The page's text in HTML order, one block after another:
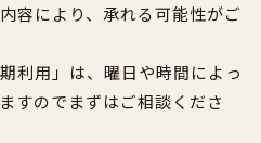
容により、承れる可能性がご
利用」は、曜日や時間によっ
すのでまずはご相談くださ